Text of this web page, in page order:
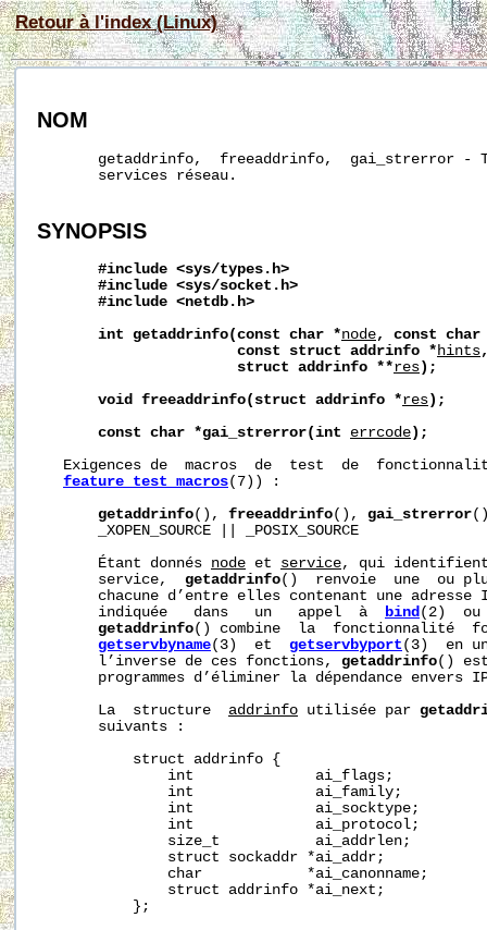
Retour à l'index (Linux)
NOM
getaddrinfo,  freeaddrinfo,  gai_strerror -
       services réseau.
SYNOPSIS
#include <sys/types.h>
#include <sys/socket.h>
#include <netdb.h>
int getaddrinfo(const char *node, const char
const
struct addrinfo *hints
struct addrinfo **res );
void freeaddrinfo(struct addrinfo *res );
const char *gai_strerror(int errcode );
Exigences de  macros  de  test  de
feature_test_macros(7)) :
getaddrinfo(), freeaddrinfo(), gai_strerror
       _XOPEN_SOURCE || _POSIX_SOURCE
       Étant donnés
node et service, qui
       service,
getaddrinfo()  renvoie  une  ou
chacune d’entre elles contenant une adresse
       indiquée   dans   un   appel  à
bind(2)
getaddrinfo() combine  la  fonctionnalité
getservbyname(3)  et getservbyport (3)  en
       l’inverse de ces fonctions,
getaddrinfo()
programmes d’éliminer la dépendance envers
       La  structure
addrinfo utilisée par
       suivants :
           struct addrinfo {
               int              ai_flags;
               int              ai_family;
               int              ai_socktype;
               int              ai_protocol;
               size_t           ai_addrlen;
               struct sockaddr *ai_addr;
               char            *ai_canonname;
               struct addrinfo *ai_next;
           };